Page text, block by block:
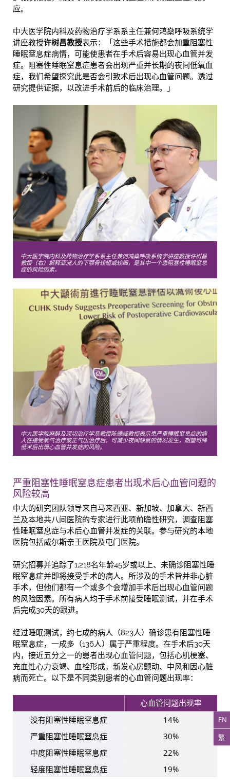
EN
繁
应。
中大医学院内科及药物治疗学系系主任兼何鸿燊呼吸系统学
讲座教授许树昌教授表示：「这些手术措施都会加重阻塞性
睡眠窒息症病情，可能使患者在手术后容易出现心血管并发
症。阻塞性睡眠窒息症患者会出现严重并长期的夜间低氧血
症，我们希望探究此是否会引致术后出现心血管问题。透过
研究提供证据，以改进手术前后的临床治理。」
中大医学院内科及药物治疗学系系主任兼何鸿燊呼吸系统学讲座教授许树昌
教授（右）解释亚洲人的下颚骨较短或较细，是其中一个患阻塞性睡眠窒息
症的风险因素。
中大医学院麻醉及深切治疗学系教授陈德威教授表示患严重睡眠窒息症的病
人在接受氧气治疗或正气压治疗后，可减少夜间缺氧的情况发生，期望可降
低术后出现心血管并发症的风险。
严重阻塞性睡眠窒息症患者出现术后心血管问题的
风险较高
中大的研究团队领导来自马来西亚、新加坡、加拿大、新西
兰及本地共八间医院的专家进行此项前瞻性研究，调查阻塞
性睡眠窒息症与术后心血管并发症的关联。参与研究的本地
医院包括威尔斯亲王医院及屯门医院。
研究招募并追踪了1,218名年龄45岁或以上、未确诊阻塞性睡
眠窒息症并即将接受手术的病人。所涉及的手术皆并非心脏
手术，但他们都有一个或多个会增加手术后出现心血管问题
的风险因素。所有病人均于手术前接受睡眠测试，并在手术
后完成30天的跟进。
经过睡眠测试，约七成的病人（823人）确诊患有阻塞性睡
眠窒息症，一成多（136人）属于严重程度。在手术后30天
内，接近五分之一的患者出现心血管问题，包括心肌梗塞、
充血性心力衰竭、血栓形成，新发心房颤动、中风和因心脏
病而死亡。以下是不同类别患者的心血管问题出现率：
心血管问题出现率
没有阻塞性睡眠窒息症
14%
严重阻塞性睡眠窒息症
30%
中度阻塞性睡眠窒息症
22%
轻度阻塞性睡眠窒息症
19%